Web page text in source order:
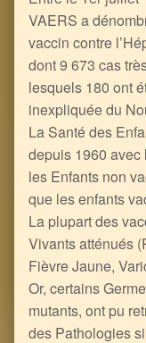
VAERS a
vaccin contre
dont 9 673 cas
lesquels 180 ont
inexpliquée du
La Santé des
depuis 1960
les Enfants non
que les enfants
La plupart des
Vivants atténués
Fièvre Jaune,
Or, certains
mutants, ont pu
des Pathologies